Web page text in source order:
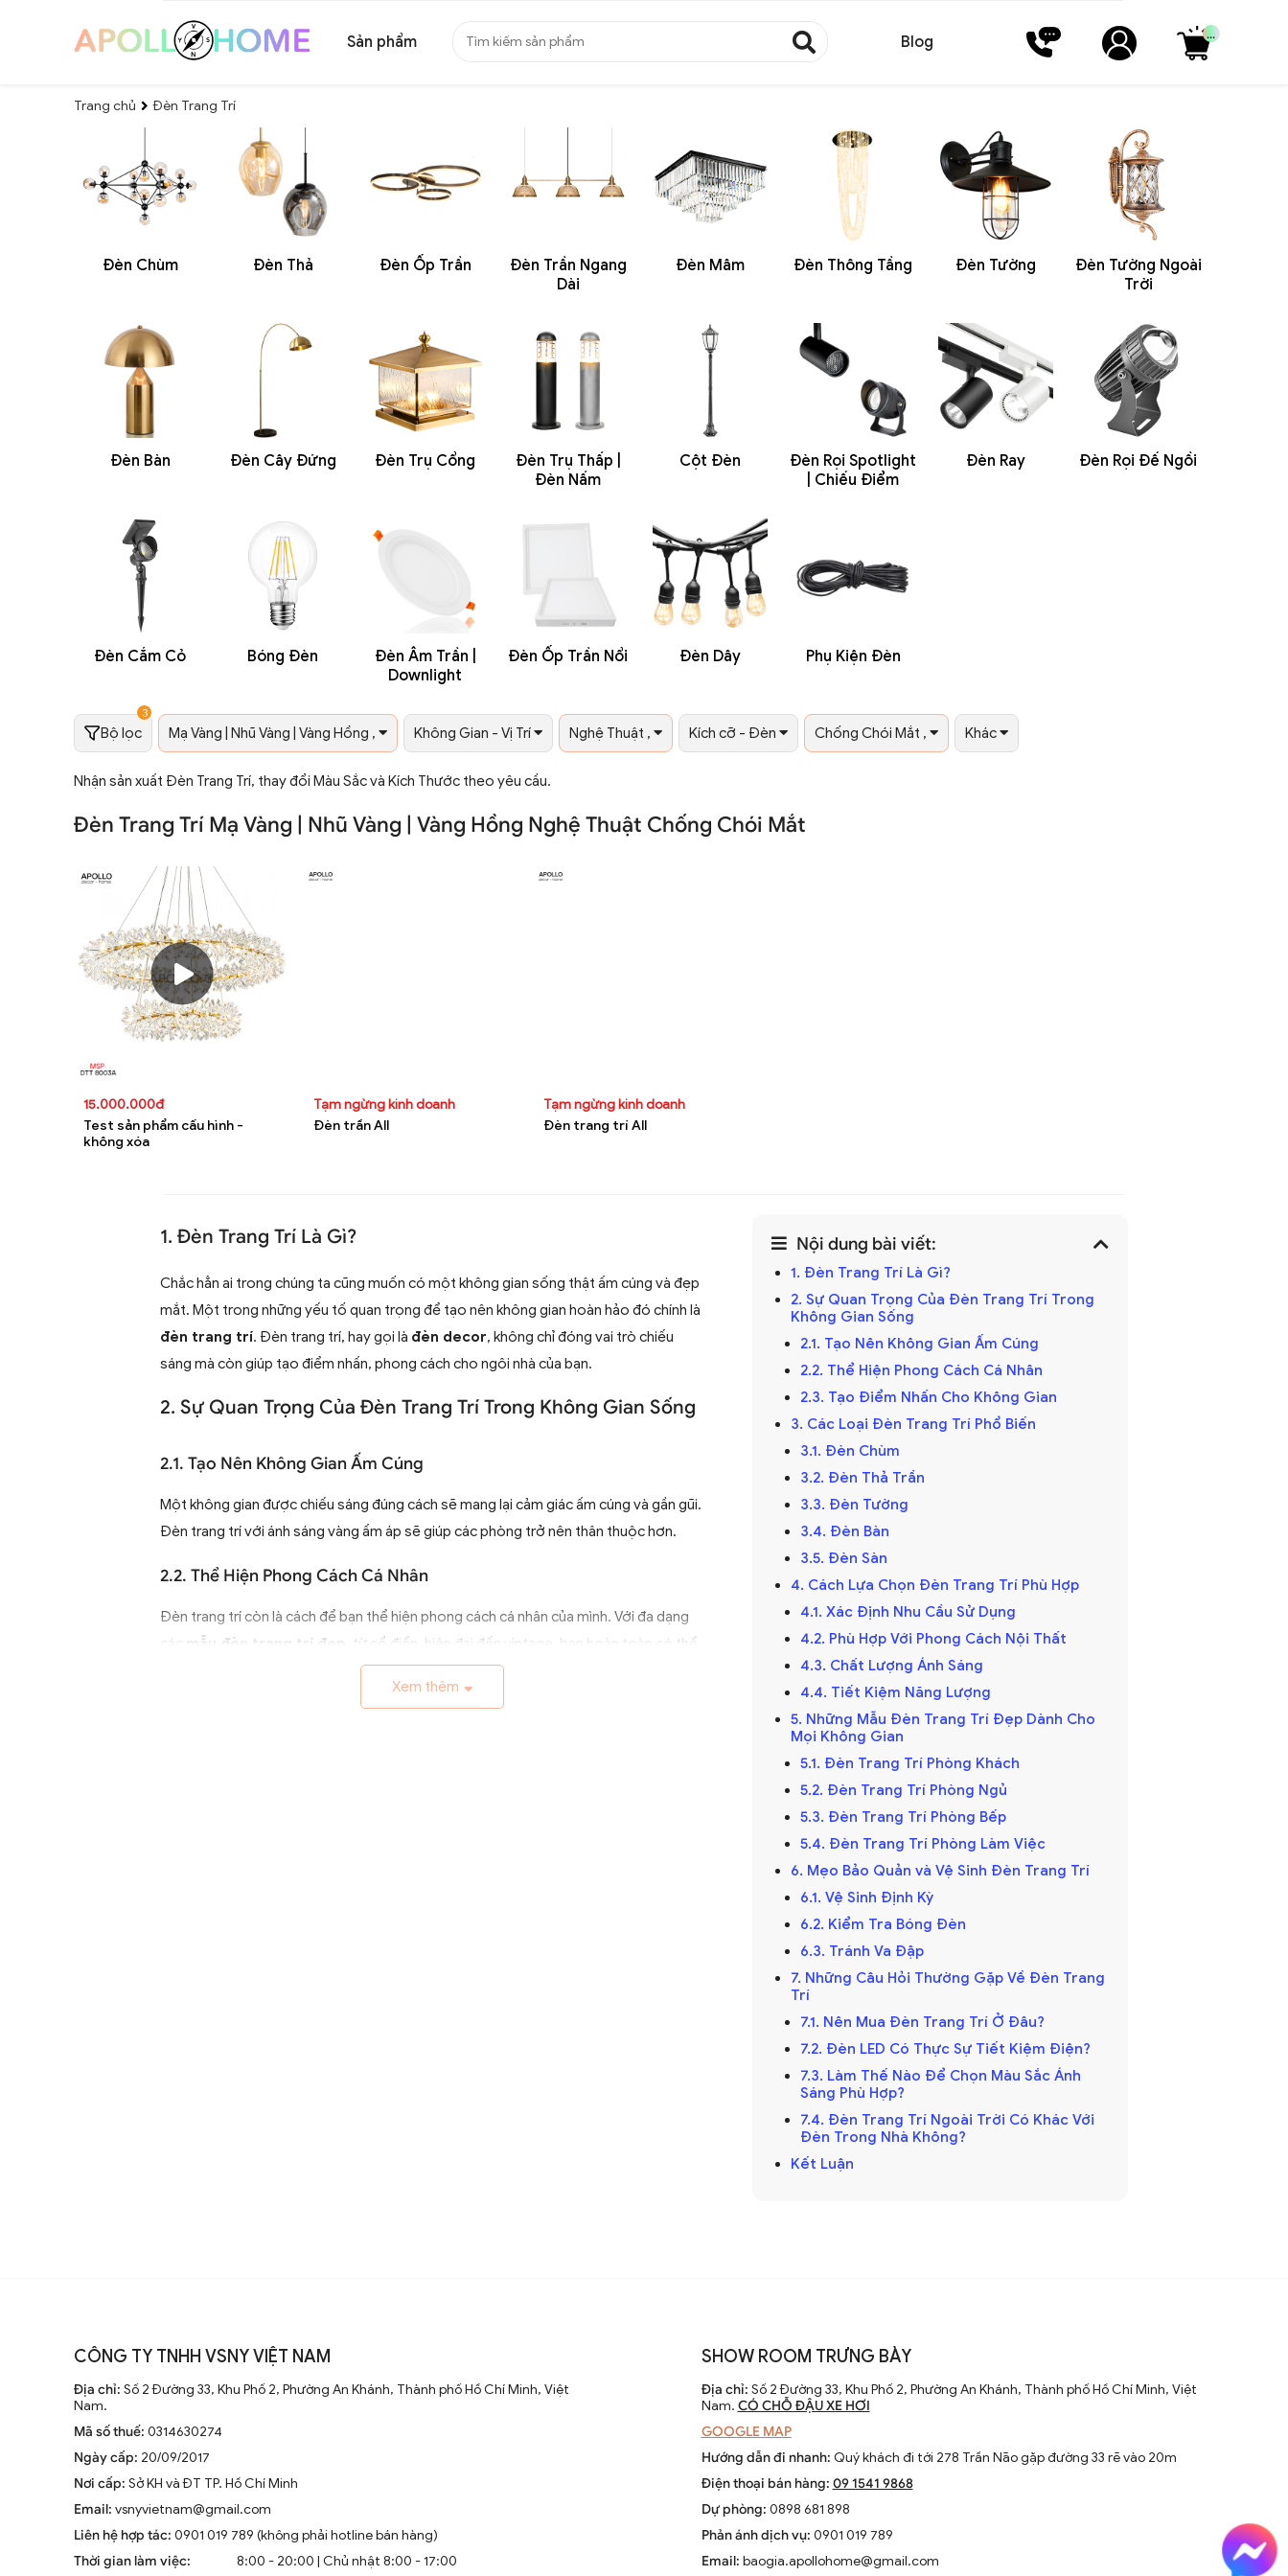
Sản phẩm Blog ...
Trang chủ Đèn Trang Trí
Đèn Chùm Đèn Thả Đèn Ốp Trần
Đèn Trần Ngang
Dài
Đèn Mâm Đèn Thông Tầng Đèn Tường
Đèn Tường Ngoài
Trời
Đèn Bàn Đèn Cây Đứng Đèn Trụ Cổng
Đèn Trụ Thấp |
Đèn Nấm
Cột Đèn
Đèn Rọi Spotlight
| Chiếu Điểm
Đèn Ray Đèn Rọi Đế Ngồi
Đèn Cắm Cỏ Bóng Đèn
Đèn Âm Trần |
Downlight
Đèn Ốp Trần Nổi Đèn Dây Phụ Kiện Đèn
Bộ lọc
3
Mạ Vàng | Nhũ Vàng | Vàng Hồng , Không Gian - Vị Trí Nghệ Thuật , Kích cỡ - Đèn Chống Chói Mắt , Khác
Nhận sản xuất Đèn Trang Trí, thay đổi Màu Sắc và Kích Thước theo yêu cầu.
Đèn Trang Trí Mạ Vàng | Nhũ Vàng | Vàng Hồng Nghệ Thuật Chống Chói Mắt
15.000.000đ
Test sản phẩm cấu hình -
không xóa
Tạm ngừng kinh doanh
Đèn trần All
Tạm ngừng kinh doanh
Đèn trang trí All
1. Đèn Trang Trí Là Gì?
Chắc hẳn ai trong chúng ta cũng muốn có một không gian sống thật ấm cúng và đẹp
mắt. Một trong những yếu tố quan trọng để tạo nên không gian hoàn hảo đó chính là
đèn trang trí. Đèn trang trí, hay gọi là đèn decor, không chỉ đóng vai trò chiếu
sáng mà còn giúp tạo điểm nhấn, phong cách cho ngôi nhà của bạn.
2. Sự Quan Trọng Của Đèn Trang Trí Trong Không Gian Sống
2.1. Tạo Nên Không Gian Ấm Cúng
Một không gian được chiếu sáng đúng cách sẽ mang lại cảm giác ấm cúng và gần gũi.
Đèn trang trí với ánh sáng vàng ấm áp sẽ giúp các phòng trở nên thân thuộc hơn.
2.2. Thể Hiện Phong Cách Cá Nhân
Đèn trang trí còn là cách để bạn thể hiện phong cách cá nhân của mình. Với đa dạng
các
mẫu đèn trang trí đẹp
, từ cổ điển, hiện đại đến vintage, bạn hoàn toàn có thể
chọn lựa để phù hợp với sở thích và phong cách riêng của mình.
2.3. Tạo Điểm Nhấn Cho Không Gian
3.4. Đèn Bàn
làm việc của bạn.
3.5. Đèn Sàn
Đèn sàn là loại đèn đứng, thường được bố trí ở các góc phòng để tạo ánh sáng cục
Xem thêm
Nội dung bài viết:
1. Đèn Trang Trí Là Gì?
2. Sự Quan Trọng Của Đèn Trang Trí Trong
Không Gian Sống
2.1. Tạo Nên Không Gian Ấm Cúng
2.2. Thể Hiện Phong Cách Cá Nhân
2.3. Tạo Điểm Nhấn Cho Không Gian
3. Các Loại Đèn Trang Trí Phổ Biến
3.1. Đèn Chùm
3.2. Đèn Thả Trần
3.3. Đèn Tường
3.4. Đèn Bàn
3.5. Đèn Sàn
4. Cách Lựa Chọn Đèn Trang Trí Phù Hợp
4.1. Xác Định Nhu Cầu Sử Dụng
4.2. Phù Hợp Với Phong Cách Nội Thất
4.3. Chất Lượng Ánh Sáng
4.4. Tiết Kiệm Năng Lượng
5. Những Mẫu Đèn Trang Trí Đẹp Dành Cho
Mọi Không Gian
5.1. Đèn Trang Trí Phòng Khách
5.2. Đèn Trang Trí Phòng Ngủ
5.3. Đèn Trang Trí Phòng Bếp
5.4. Đèn Trang Trí Phòng Làm Việc
6. Mẹo Bảo Quản và Vệ Sinh Đèn Trang Trí
6.1. Vệ Sinh Định Kỳ
6.2. Kiểm Tra Bóng Đèn
6.3. Tránh Va Đập
7. Những Câu Hỏi Thường Gặp Về Đèn Trang
Trí
7.1. Nên Mua Đèn Trang Trí Ở Đâu?
7.2. Đèn LED Có Thực Sự Tiết Kiệm Điện?
7.3. Làm Thế Nào Để Chọn Màu Sắc Ánh
Sáng Phù Hợp?
7.4. Đèn Trang Trí Ngoài Trời Có Khác Với
Đèn Trong Nhà Không?
Kết Luận
CÔNG TY TNHH VSNY VIỆT NAM
Địa chỉ: Số 2 Đường 33, Khu Phố 2, Phường An Khánh, Thành phố Hồ Chí Minh, Việt
Nam.
Mã số thuế: 0314630274
Ngày cấp: 20/09/2017
Nơi cấp: Sở KH và ĐT TP. Hồ Chí Minh
Email: vsnyvietnam@gmail.com
Liên hệ hợp tác: 0901 019 789 (không phải hotline bán hàng)
Thời gian làm việc:
8:00 - 20:00 | Chủ nhật 8:00 - 17:00
SHOW ROOM TRƯNG BÀY
Địa chỉ: Số 2 Đường 33, Khu Phố 2, Phường An Khánh, Thành phố Hồ Chí Minh, Việt
Nam. CÓ CHỖ ĐẬU XE HƠI
GOOGLE MAP
Hướng dẫn đi nhanh: Quý khách đi tới 278 Trần Não gặp đường 33 rẽ vào 20m
Điện thoại bán hàng: 09 1541 9868
Dự phòng: 0898 681 898
Phản ánh dịch vụ: 0901 019 789
Email: baogia.apollohome@gmail.com